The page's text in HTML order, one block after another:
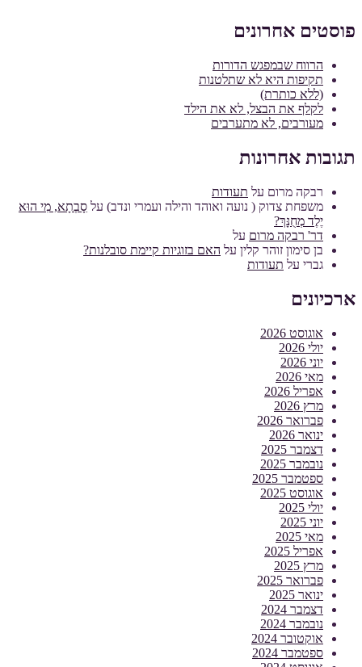
פוסטים אחרונים
הרווח שבמפגש הדורות
תקיפות היא לא שתלטנות
(ללא כותרת)
לקלף את הבצל, לא את הילד
מעורבים, לא מתערבים
תגובות אחרונות
רבקה מרום על תעודות
משפחת צדוק ( נועה ואוהד והילה ועמרי ונדב) על סָבְתָא, מִי הוּא
יֶלֶד מְחֻנָּךְ?
דר' רבקה מרום על
בן סימון זוהר קלין על האם בזוגיות קיימת סובלנות?
גברי על תעודות
ארכיונים
אוגוסט 2026
יולי 2026
יוני 2026
מאי 2026
אפריל 2026
מרץ 2026
פברואר 2026
ינואר 2026
דצמבר 2025
נובמבר 2025
ספטמבר 2025
אוגוסט 2025
יולי 2025
יוני 2025
מאי 2025
אפריל 2025
מרץ 2025
פברואר 2025
ינואר 2025
דצמבר 2024
נובמבר 2024
אוקטובר 2024
ספטמבר 2024